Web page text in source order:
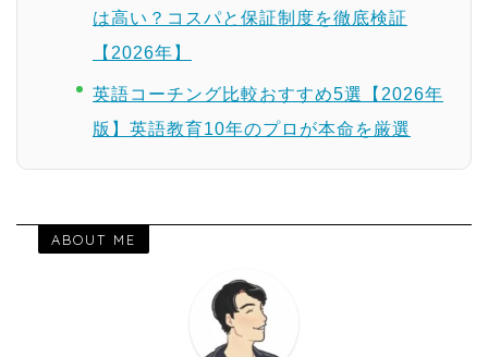
は高い？コスパと保証制度を徹底検証
【2026年】
英語コーチング比較おすすめ5選【2026年
版】英語教育10年のプロが本命を厳選
ABOUT ME